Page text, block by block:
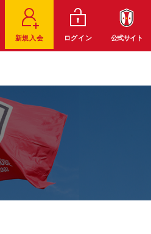
新規入会 ログイン 公式サイト